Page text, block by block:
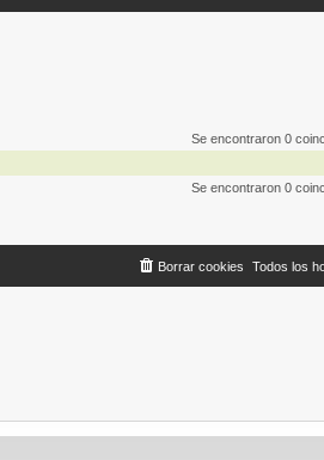
Se encontraron 0
Se encontraron 0
Todos los
Borrar cookies